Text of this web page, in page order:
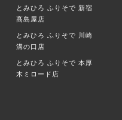
とみひろ ふりそで 新宿
髙島屋店
とみひろ ふりそで 川崎
溝の口店
とみひろ ふりそで本厚
木ミロード店